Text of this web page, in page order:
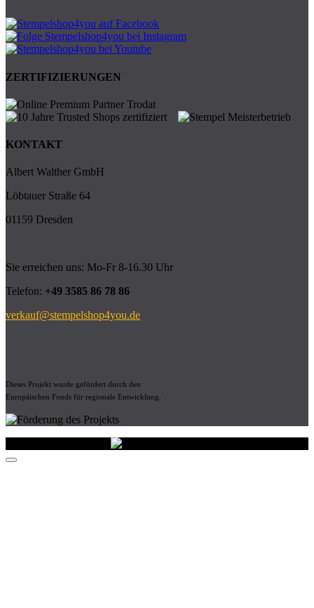
ZERTIFIZIERUNGEN
KONTAKT
Albert Walther GmbH
Löbtauer Straße 64
01159 Dresden
Sie erreichen uns: Mo-Fr 8-16.30 Uhr
Telefon: +49 3585 86 78 86
verkauf@stempelshop4you.de
Dieses Projekt wurde gefördert durch den
Europäischen Fonds für regionale Entwicklung.